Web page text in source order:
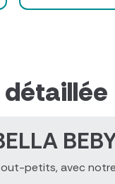
petits, avec